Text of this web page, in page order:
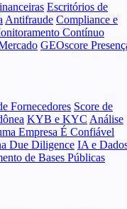
Escritórios de
Antifraude Compliance e
Contínuo
GEOscore
Fornecedores Score de
KYB e KYC Análise
Empresa É Confiável
Due Diligence IA e
de Bases Públicas